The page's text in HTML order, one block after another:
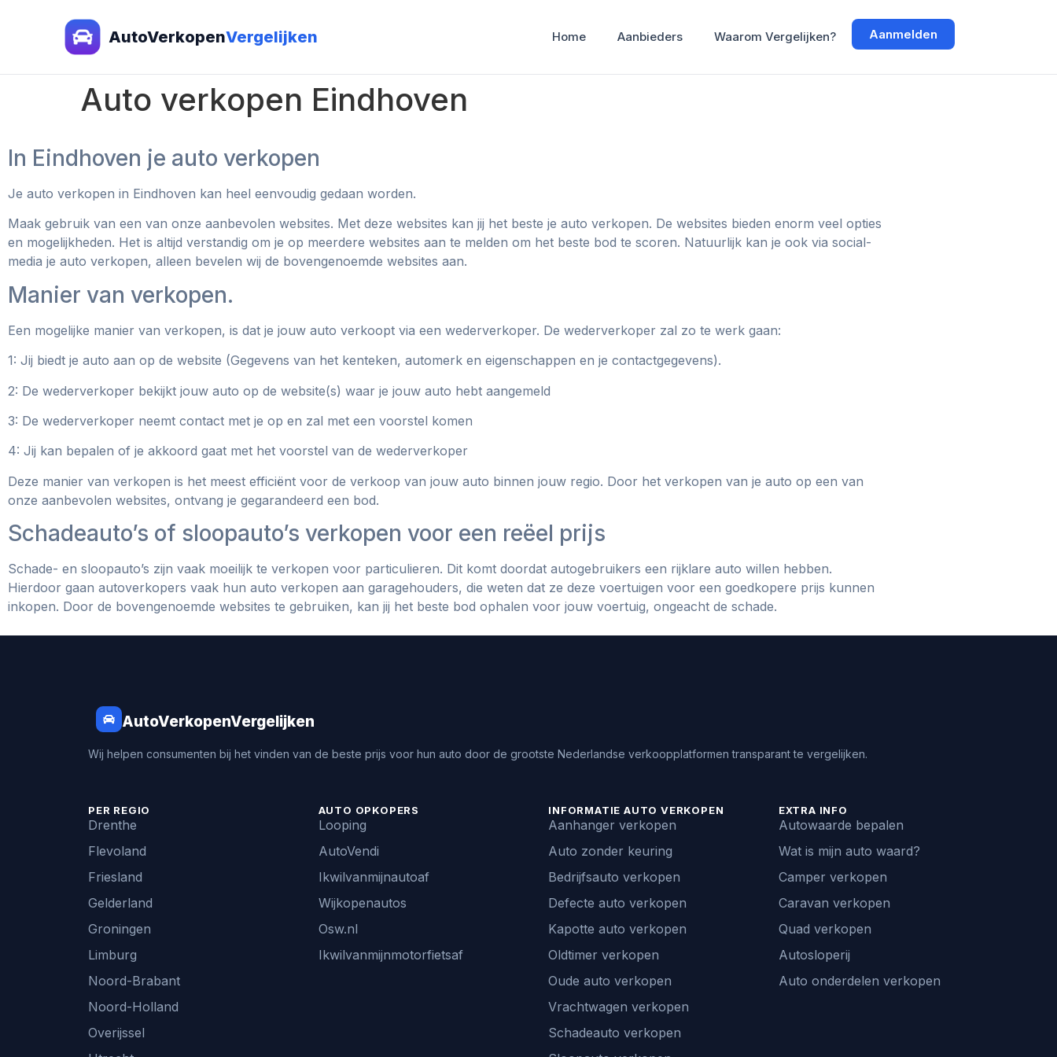
AutoVerkopenVergelijken Home Aanbieders Waarom Vergelijken? Aanmelden
Auto verkopen Eindhoven
In Eindhoven je auto verkopen
Je auto verkopen in Eindhoven kan heel eenvoudig gedaan worden.
Maak gebruik van een van onze aanbevolen websites. Met deze websites kan jij het beste je auto verkopen. De websites bieden enorm veel opties
en mogelijkheden. Het is altijd verstandig om je op meerdere websites aan te melden om het beste bod te scoren. Natuurlijk kan je ook via social-
media je auto verkopen, alleen bevelen wij de bovengenoemde websites aan.
Manier van verkopen.
Een mogelijke manier van verkopen, is dat je jouw auto verkoopt via een wederverkoper. De wederverkoper zal zo te werk gaan:
1: Jij biedt je auto aan op de website (Gegevens van het kenteken, automerk en eigenschappen en je contactgegevens).
2: De wederverkoper bekijkt jouw auto op de website(s) waar je jouw auto hebt aangemeld
3: De wederverkoper neemt contact met je op en zal met een voorstel komen
4: Jij kan bepalen of je akkoord gaat met het voorstel van de wederverkoper
Deze manier van verkopen is het meest efficiënt voor de verkoop van jouw auto binnen jouw regio. Door het verkopen van je auto op een van
onze aanbevolen websites, ontvang je gegarandeerd een bod.
Schadeauto’s of sloopauto’s verkopen voor een reëel prijs
Schade- en sloopauto’s zijn vaak moeilijk te verkopen voor particulieren. Dit komt doordat autogebruikers een rijklare auto willen hebben.
Hierdoor gaan autoverkopers vaak hun auto verkopen aan garagehouders, die weten dat ze deze voertuigen voor een goedkopere prijs kunnen
inkopen. Door de bovengenoemde websites te gebruiken, kan jij het beste bod ophalen voor jouw voertuig, ongeacht de schade.
AutoVerkopenVergelijken
Wij helpen consumenten bij het vinden van de beste prijs voor hun auto door de grootste Nederlandse verkoopplatformen transparant te vergelijken.
PER REGIO
Drenthe
Flevoland
Friesland
Gelderland
Groningen
Limburg
Noord-Brabant
Noord-Holland
Overijssel
AUTO OPKOPERS
Looping
AutoVendi
Ikwilvanmijnautoaf
Wijkopenautos
Osw.nl
Ikwilvanmijnmotorfietsaf
INFORMATIE AUTO VERKOPEN
Aanhanger verkopen
Auto zonder keuring
Bedrijfsauto verkopen
Defecte auto verkopen
Kapotte auto verkopen
Oldtimer verkopen
Oude auto verkopen
Vrachtwagen verkopen
Schadeauto verkopen
EXTRA INFO
Autowaarde bepalen
Wat is mijn auto waard?
Camper verkopen
Caravan verkopen
Quad verkopen
Autosloperij
Auto onderdelen verkopen